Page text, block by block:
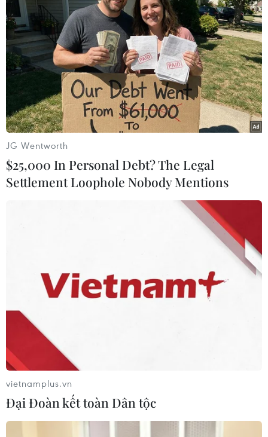
Hãng trang sức Pandora ngừng sử dụng
bạc và vàng được khai thác từ mỏ
Mỗi năm, Pandora mua khoảng 340 tấn bạc và 1 tấn
vàng để chế tạo trang sức. Hãng đã quyết định chuyển
hướng chỉ chế tác các kim loại quý tái chế để giảm
phát thải CO2 trong sản xuất.
JG Wentworth
$25,000 In Personal Debt? The Legal
Settlement Loophole Nobody Mentions
vietnamplus.vn
Đại Đoàn kết toàn Dân tộc